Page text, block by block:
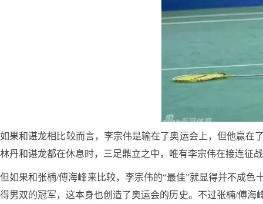
如果和谌龙相比较而言，李宗伟是输在了奥运会上，但他赢在
林丹和谌龙都在休息时，三足鼎立之中，唯有李宗伟在接连征
但如果和张楠/傅海峰来比较，李宗伟的“最佳”就显得并不成
得男双的冠军，这本身也创造了奥运会的历史。不过张楠/傅